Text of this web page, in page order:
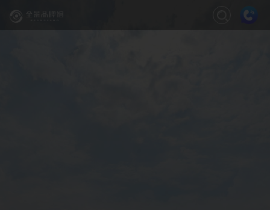
退出VR模式
VR模式设置